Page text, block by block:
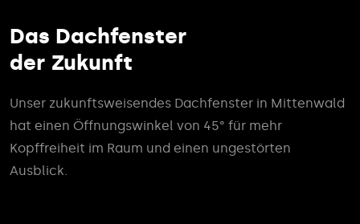
Das Dachfenster
der Zukunft
Unser zukunftsweisendes Dachfenster in Mittenwald
hat einen Öffnungswinkel von 45° für mehr
Kopffreiheit im Raum und einen ungestörten
Ausblick.